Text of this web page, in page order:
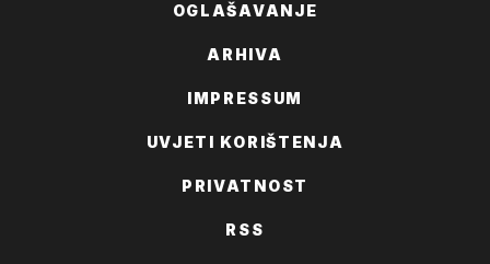
OGLAŠAVANJE
ARHIVA
IMPRESSUM
UVJETI KORIŠTENJA
PRIVATNOST
RSS